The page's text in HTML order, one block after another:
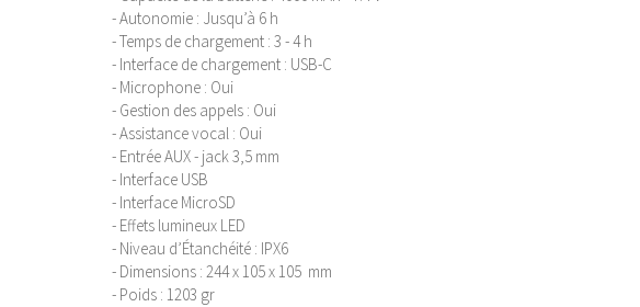
- Autonomie : Jusqu’à 6 h
- Temps de chargement : 3 - 4 h
- Interface de chargement : USB-C
- Microphone : Oui
- Gestion des appels : Oui
- Assistance vocal : Oui
- Entrée AUX - jack 3,5 mm
- Interface USB
- Interface MicroSD
- Effets lumineux LED
- Niveau d’Étanchéité : IPX6
- Dimensions : 244 x 105 x 105 mm
- Poids : 1203 gr